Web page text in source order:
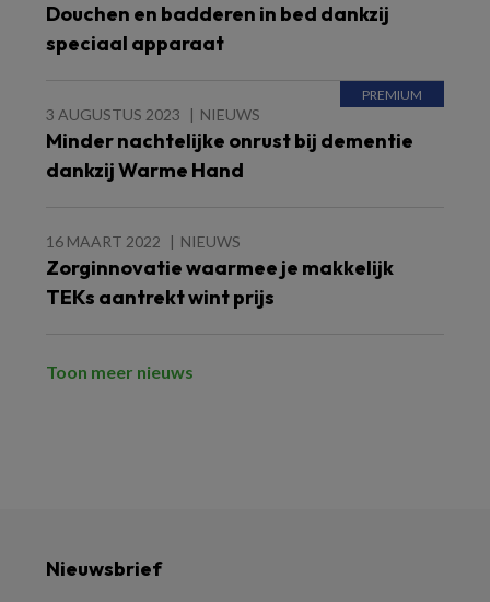
Douchen en badderen in bed dankzij
speciaal apparaat
3 AUGUSTUS 2023 NIEUWS
Minder nachtelijke onrust bij dementie
dankzij Warme Hand
16 MAART 2022 NIEUWS
Zorginnovatie waarmee je makkelijk
TEKs aantrekt wint prijs
Toon meer nieuws
Nieuwsbrief